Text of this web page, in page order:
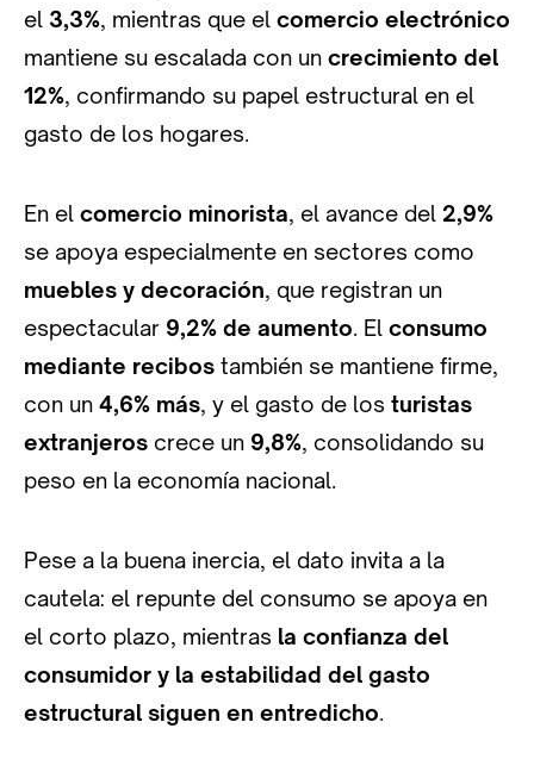
el 3,3%, mientras que el comercio electrónico
mantiene su escalada con un crecimiento del
12%, confirmando su papel estructural en el
gasto de los hogares.
En el comercio minorista, el avance del 2,9%
se apoya especialmente en sectores como
muebles y decoración, que registran un
espectacular 9,2% de aumento. El consumo
mediante recibos también se mantiene firme,
con un 4,6% más, y el gasto de los turistas
extranjeros crece un 9,8%, consolidando su
peso en la economía nacional.
Pese a la buena inercia, el dato invita a la
cautela: el repunte del consumo se apoya en
el corto plazo, mientras la confianza del
consumidor y la estabilidad del gasto
estructural siguen en entredicho.